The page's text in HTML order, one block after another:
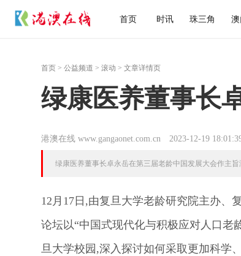
首页 时讯 珠三角 澳
首页 > 公益频道 > 滚动 > 文章详情页
绿康医养董事长
港澳在线 www.gangaonet.com.cn 2023-12-19
绿康医养董事长卓永岳在第三届老龄中国发展大会作主旨
12月17日,由复旦大学老龄研究院主办、
论坛以“中国式现代化与积极应对人口老
旦大学校园,深入探讨如何采取更加科学